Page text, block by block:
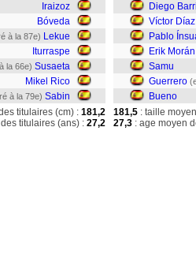
Iraizoz
Bóveda
à la 87e) Lekue
Iturraspe
la 66e) Susaeta
Mikel Rico
à la 79e) Sabin
Diego
Víctor Díaz
Pablo
Erik Morán
Samu
Guerrero
Bueno
titulaires (cm) : 181,2
titulaires (ans) : 27,2
181,5 : taille
27,3 : age moyen